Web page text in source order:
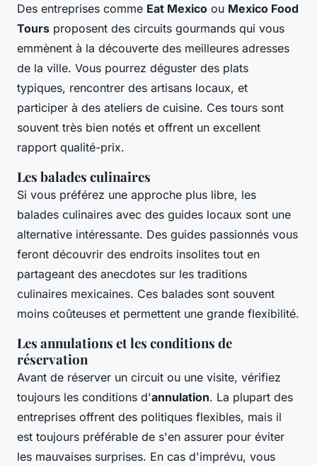
Des entreprises comme Eat Mexico ou Mexico Food
Tours proposent des circuits gourmands qui vous
emmènent à la découverte des meilleures adresses
de la ville. Vous pourrez déguster des plats
typiques, rencontrer des artisans locaux, et
participer à des ateliers de cuisine. Ces tours sont
souvent très bien notés et offrent un excellent
rapport qualité-prix.
Les balades culinaires
Si vous préférez une approche plus libre, les
balades culinaires avec des guides locaux sont une
alternative intéressante. Des guides passionnés vous
feront découvrir des endroits insolites tout en
partageant des anecdotes sur les traditions
culinaires mexicaines. Ces balades sont souvent
moins coûteuses et permettent une grande flexibilité.
Les annulations et les conditions de
réservation
Avant de réserver un circuit ou une visite, vérifiez
toujours les conditions d'annulation. La plupart des
entreprises offrent des politiques flexibles, mais il
est toujours préférable de s'en assurer pour éviter
les mauvaises surprises. En cas d'imprévu, vous